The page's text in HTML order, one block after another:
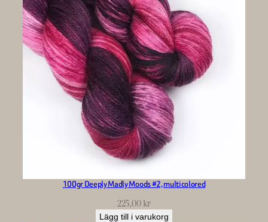
100gr Deeply Madly Moods #2, multicolored
225,00kr
Lägg till i varukorg